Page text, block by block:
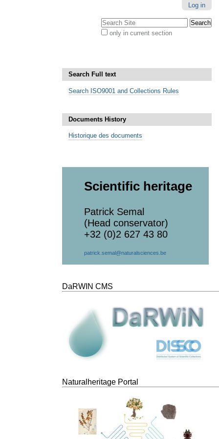
Log in
Search Site
only in current section
Search Full text
Search ISO9001 and Collections Rules
Documents History
Historique des documents
Scientific heritage
Patrick Semal
(Head conservator)
+32 (0)2 627 43 80
patrick.semal@naturalsciences.be
DaRWIN CMS
Naturalheritage Portal